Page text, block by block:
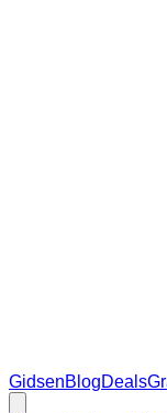
GidsenBlogDeals